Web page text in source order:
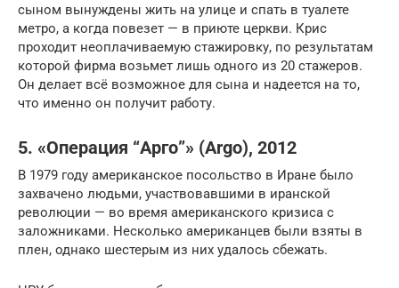
сыном вынуждены жить на улице и спать в туалете
метро, а когда повезет — в приюте церкви. Крис
проходит неоплачиваемую стажировку, по результатам
которой фирма возьмет лишь одного из 20 стажеров.
Он делает всё возможное для сына и надеется на то,
что именно он получит работу.
5. «Операция “Арго”» (Argo), 2012
В 1979 году американское посольство в Иране было
захвачено людьми, участвовавшими в иранской
революции — во время американского кризиса с
заложниками. Несколько американцев были взяты в
плен, однако шестерым из них удалось сбежать.